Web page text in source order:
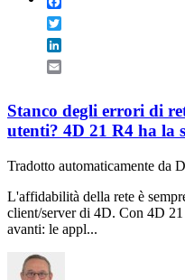
Stanco degli errori di
utenti? 4D 21 R4 ha la
Tradotto automaticamente da
L'affidabilità della rete è
client/server di 4D. Con 4D
avanti: le appl...